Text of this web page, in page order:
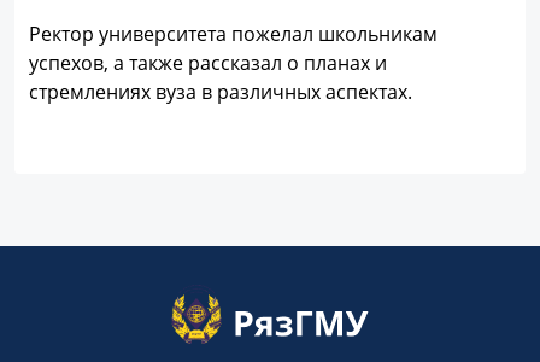
Ректор университета пожелал школьникам
успехов, а также рассказал о планах и
стремлениях вуза в различных аспектах.